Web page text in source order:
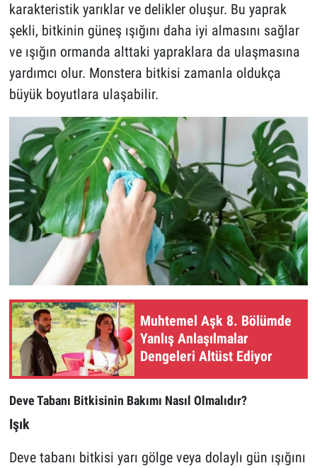
karakteristik yarıklar ve delikler oluşur. Bu yaprak
şekli, bitkinin güneş ışığını daha iyi almasını sağlar
ve ışığın ormanda alttaki yapraklara da ulaşmasına
yardımcı olur. Monstera bitkisi zamanla oldukça
büyük boyutlara ulaşabilir.
Muhtemel Aşk 8. Bölümde
Yanlış Anlaşılmalar
Dengeleri Altüst Ediyor
Deve Tabanı Bitkisinin Bakımı Nasıl Olmalıdır?
Işık
Deve tabanı bitkisi yarı gölge veya dolaylı gün ışığını